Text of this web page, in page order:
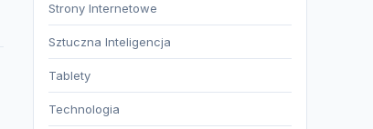
Strony Internetowe
Sztuczna Inteligencja
Tablety
Technologia